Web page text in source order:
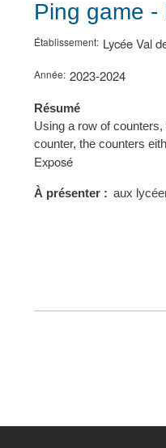
Ping game -
Établissement Lycée Val
Année 2023-2024
Résumé
Using a row of
counter, the counters
Type
présentation
Exposé
À présenter aux
FOOTER